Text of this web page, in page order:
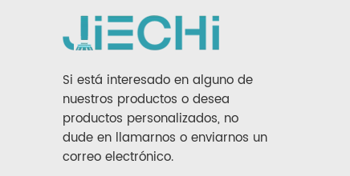
Si está interesado en alguno de
nuestros productos o desea
productos personalizados, no
dude en llamarnos o enviarnos un
correo electrónico.